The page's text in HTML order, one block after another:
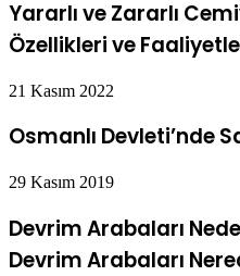
Yararlı ve Zararlı
Özellikleri ve
21 Kasım 2022
Osmanlı Devleti’nde
29 Kasım 2019
Devrim Arabaları
Devrim Arabaları